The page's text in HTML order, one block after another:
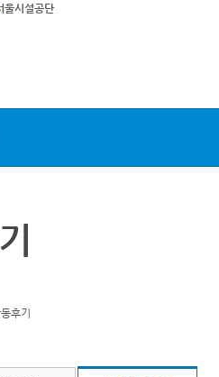
후기